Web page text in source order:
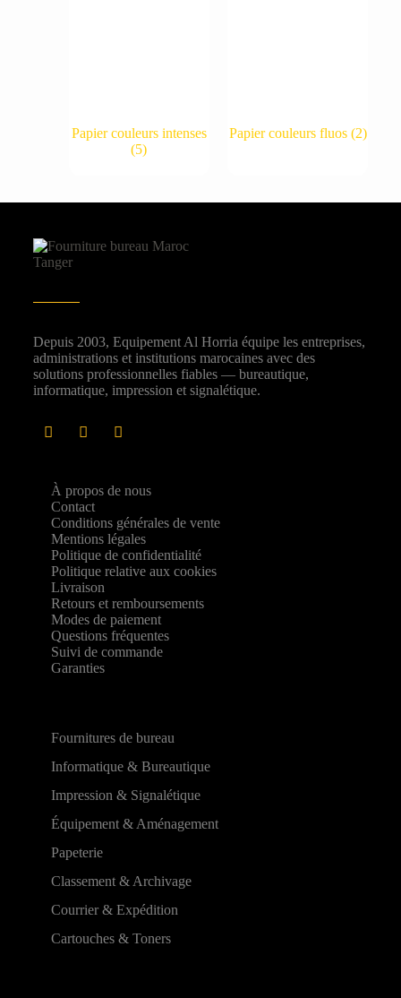
Papier couleurs intenses
(5)
Papier couleurs fluos (2)
Depuis 2003, Equipement Al Horria équipe les entreprises,
administrations et institutions marocaines avec des
solutions professionnelles fiables — bureautique,
informatique, impression et signalétique.
À propos de nous
Contact
Conditions générales de vente
Mentions légales
Politique de confidentialité
Politique relative aux cookies
Livraison
Retours et remboursements
Modes de paiement
Questions fréquentes
Suivi de commande
Garanties
Fournitures de bureau
Informatique & Bureautique
Impression & Signalétique
Équipement & Aménagement
Papeterie
Classement & Archivage
Courrier & Expédition
Cartouches & Toners